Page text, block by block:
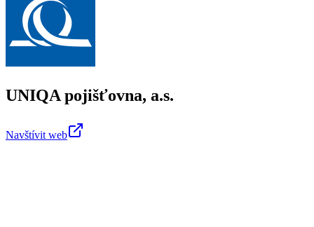
UNIQA pojišťovna, a.s.
Navštívit web